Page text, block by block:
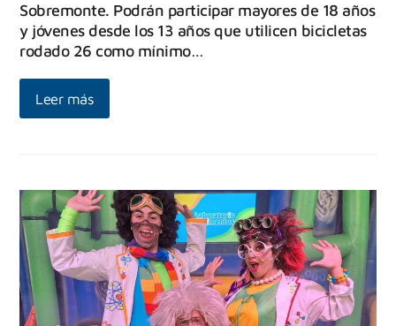
Sobremonte. Podrán participar mayores de 18 años
y jóvenes desde los 13 años que utilicen bicicletas
rodado 26 como mínimo…
Leer más